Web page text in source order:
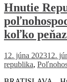
Hnutie
koľko
12. júna 202312.
republika,